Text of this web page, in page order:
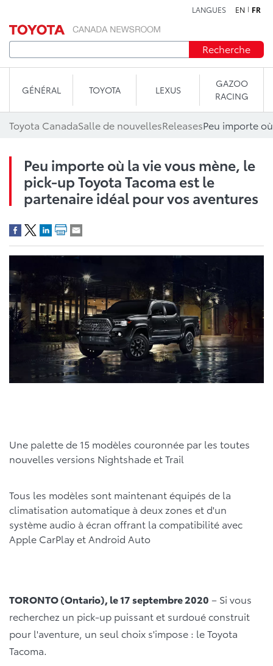
LANGUES EN FR
Recherche
GÉNÉRAL TOYOTA LEXUS
GAZOO
RACING
Toyota CanadaSalle de nouvellesReleases
Peu importe où la vie vous mène, le
pick-up Toyota Tacoma est le
partenaire idéal pour vos aventures
Une palette de 15 modèles couronnée par les toutes
nouvelles versions Nightshade et Trail
Tous les modèles sont maintenant équipés de la
climatisation automatique à deux zones et d'un
système audio à écran offrant la compatibilité avec
Apple CarPlay et Android Auto
TORONTO (Ontario), le 17 septembre 2020 – Si vous
recherchez un pick-up puissant et surdoué construit
pour l'aventure, un seul choix s'impose : le Toyota
Tacoma.